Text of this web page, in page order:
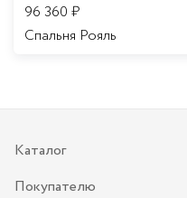
96 360 ₽
Спальня Рояль
Каталог
Покупателю